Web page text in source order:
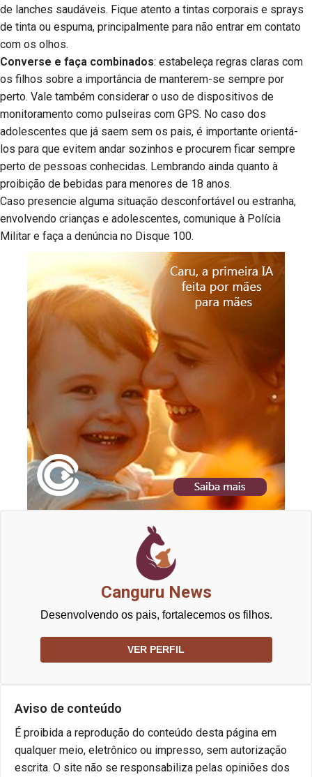
de lanches saudáveis. Fique atento a tintas corporais e sprays
de tinta ou espuma, principalmente para não entrar em contato
com os olhos.
Converse e faça combinados: estabeleça regras claras com
os filhos sobre a importância de manterem-se sempre por
perto. Vale também considerar o uso de dispositivos de
monitoramento como pulseiras com GPS. No caso dos
adolescentes que já saem sem os pais, é importante orientá-
los para que evitem andar sozinhos e procurem ficar sempre
perto de pessoas conhecidas. Lembrando ainda quanto à
proibição de bebidas para menores de 18 anos.
Caso presencie alguma situação desconfortável ou estranha,
envolvendo crianças e adolescentes, comunique à Polícia
Militar e faça a denúncia no Disque 100.
Canguru News
Desenvolvendo os pais, fortalecemos os filhos.
VER PERFIL
Aviso de conteúdo
É proibida a reprodução do conteúdo desta página em
qualquer meio, eletrônico ou impresso, sem autorização
escrita. O site não se responsabiliza pelas opiniões dos